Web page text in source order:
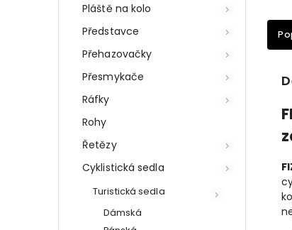
Pláště na kolo
Představce
Přehazovačky
Přesmykače
Ráfky
Rohy
Řetězy
Cyklistická sedla
Turistická sedla
Dámská